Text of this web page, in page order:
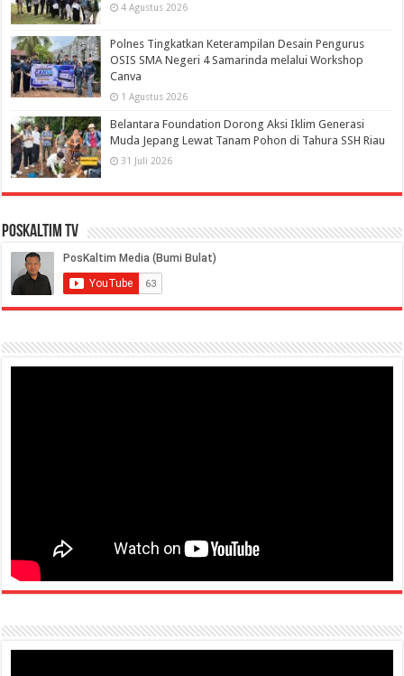
4 Agustus 2026
Polnes Tingkatkan Keterampilan Desain Pengurus
OSIS SMA Negeri 4 Samarinda melalui Workshop
Canva
1 Agustus 2026
Belantara Foundation Dorong Aksi Iklim Generasi
Muda Jepang Lewat Tanam Pohon di Tahura SSH Riau
31 Juli 2026
PosKaltim TV